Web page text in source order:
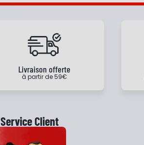
Livraison offerte
à partir de 59€
Service Client